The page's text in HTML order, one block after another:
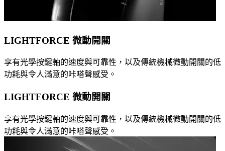
LIGHTFORCE 微動開關
享有光學按鍵軸的速度與可靠性，以及傳統機械微動開關的低
功耗與令人滿意的咔嗒聲感受。
LIGHTFORCE 微動開關
享有光學按鍵軸的速度與可靠性，以及傳統機械微動開關的低
功耗與令人滿意的咔嗒聲感受。